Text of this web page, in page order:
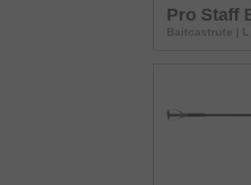
Pro Staff
Baitcastrute | L